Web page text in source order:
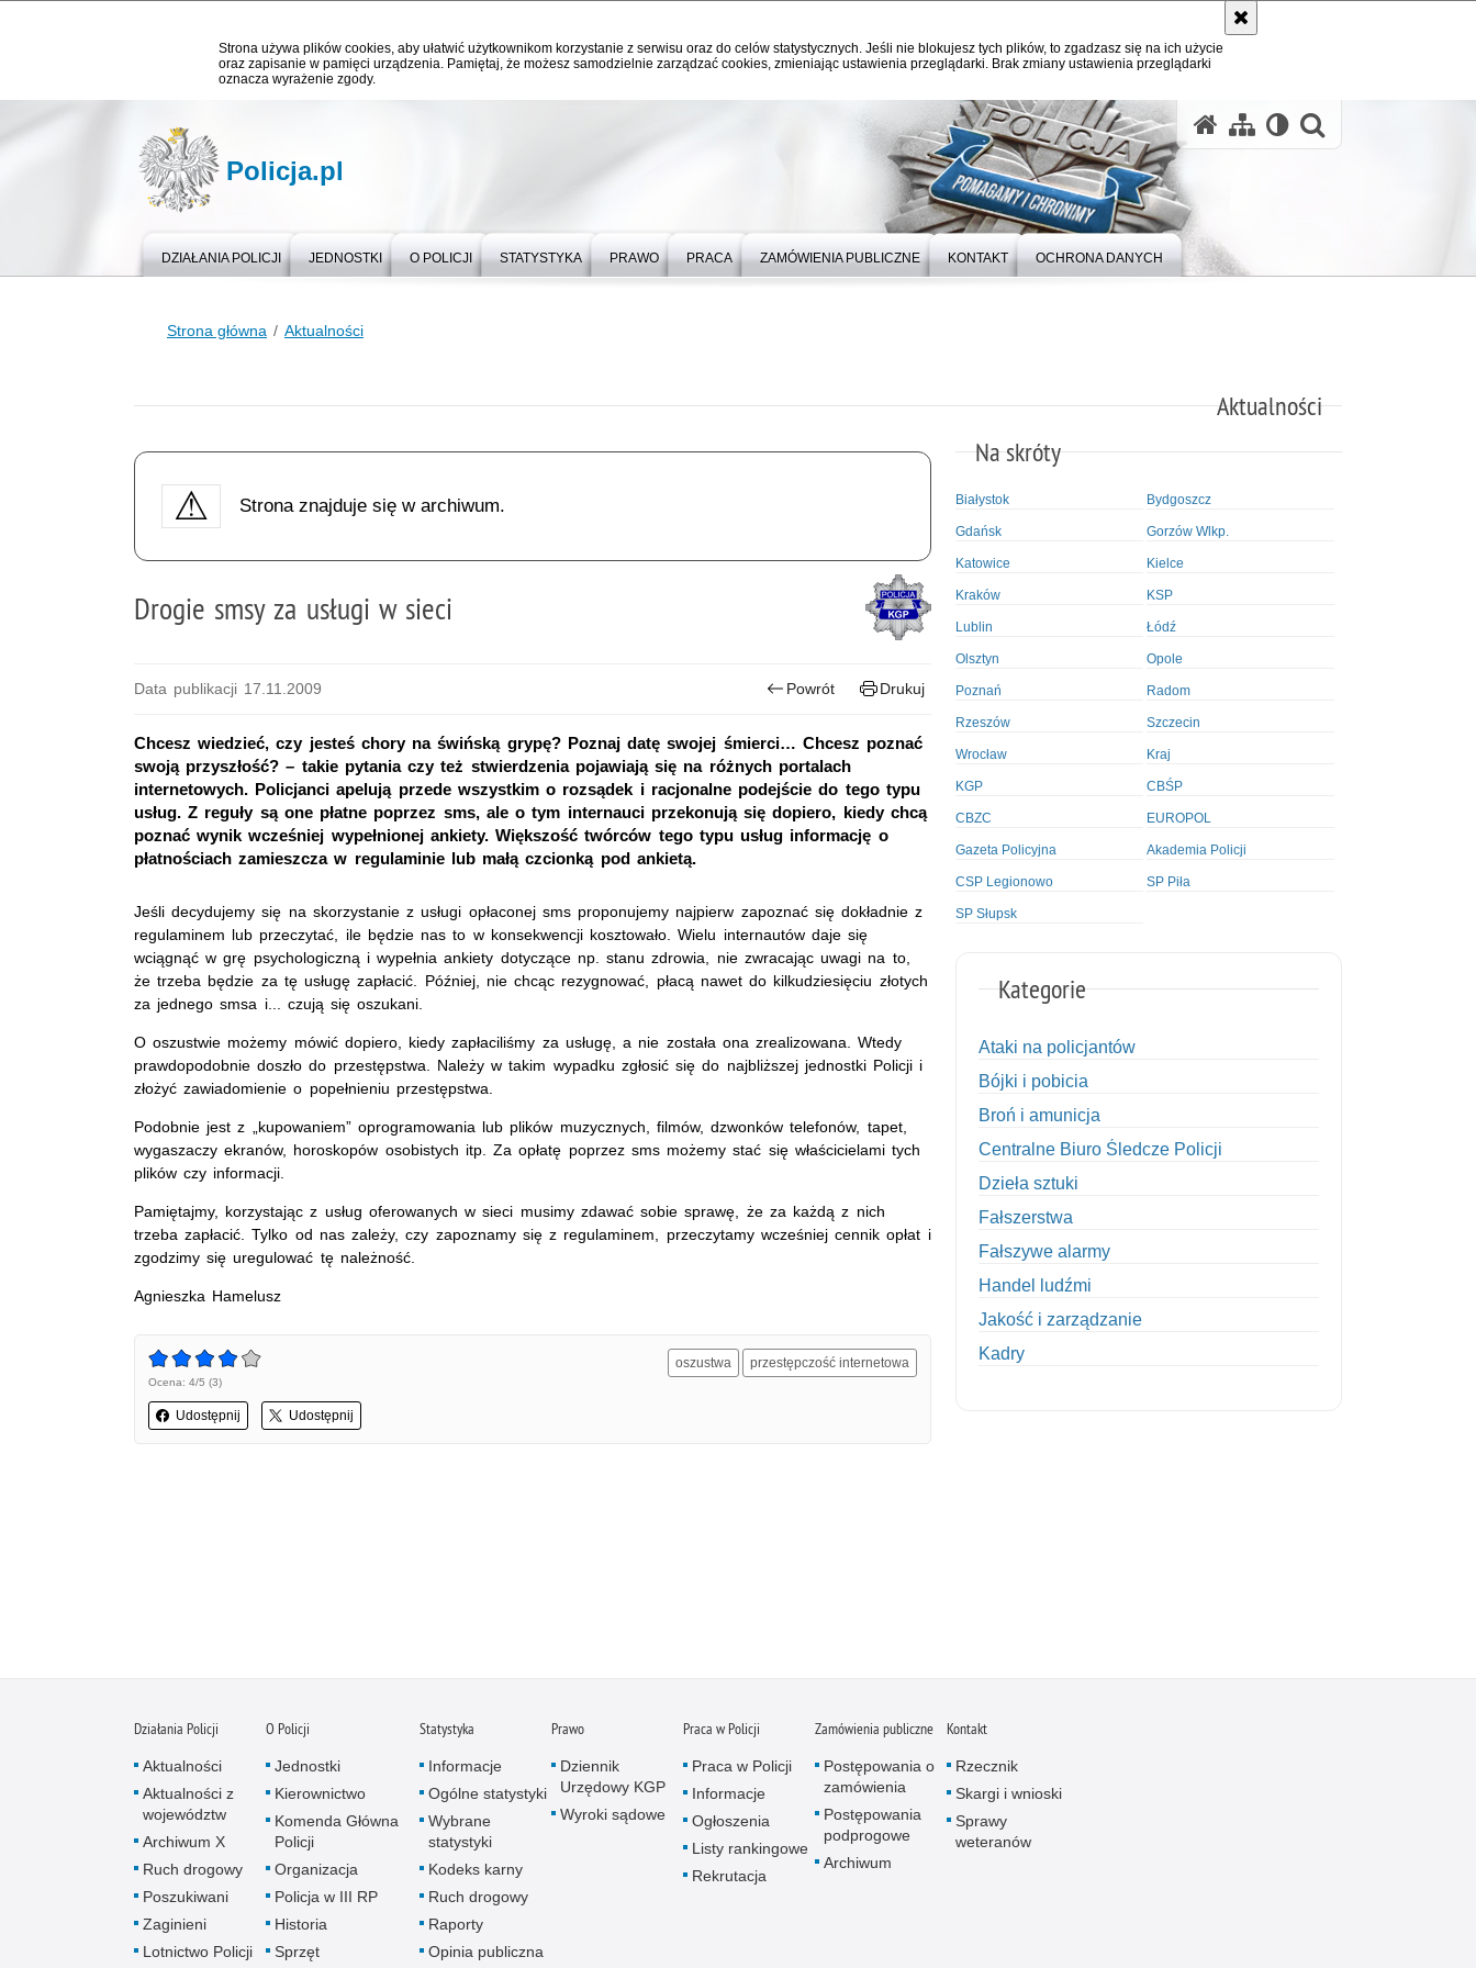
Strona używa plików cookies, aby ułatwić użytkownikom korzystanie z serwisu oraz do celów statystycznych. Jeśli nie blokujesz tych plików, to zgadzasz się na ich użycie
oraz zapisanie w pamięci urządzenia. Pamiętaj, że możesz samodzielnie zarządzać cookies, zmieniając ustawienia przeglądarki. Brak zmiany ustawienia przeglądarki
oznacza wyrażenie zgody.
Policja.pl
DZIAŁANIA POLICJI JEDNOSTKI O POLICJI STATYSTYKA PRAWO PRACA ZAMÓWIENIA PUBLICZNE KONTAKT OCHRONA DANYCH
Strona główna Aktualności
Aktualności
Strona znajduje się w archiwum.
Drogie smsy za usługi w sieci
Data publikacji 17.11.2009 Powrót Drukuj
Chcesz wiedzieć, czy jesteś chory na świńską grypę? Poznaj datę swojej śmierci… Chcesz poznać
swoją przyszłość? – takie pytania czy też stwierdzenia pojawiają się na różnych portalach
internetowych. Policjanci apelują przede wszystkim o rozsądek i racjonalne podejście do tego typu
usług. Z reguły są one płatne poprzez sms, ale o tym internauci przekonują się dopiero, kiedy chcą
poznać wynik wcześniej wypełnionej ankiety. Większość twórców tego typu usług informację o
płatnościach zamieszcza w regulaminie lub małą czcionką pod ankietą.
Jeśli decydujemy się na skorzystanie z usługi opłaconej sms proponujemy najpierw zapoznać się dokładnie z
regulaminem lub przeczytać, ile będzie nas to w konsekwencji kosztowało. Wielu internautów daje się
wciągnąć w grę psychologiczną i wypełnia ankiety dotyczące np. stanu zdrowia, nie zwracając uwagi na to,
że trzeba będzie za tę usługę zapłacić. Później, nie chcąc rezygnować, płacą nawet do kilkudziesięciu złotych
za jednego smsa i... czują się oszukani.
O oszustwie możemy mówić dopiero, kiedy zapłaciliśmy za usługę, a nie została ona zrealizowana. Wtedy
prawdopodobnie doszło do przestępstwa. Należy w takim wypadku zgłosić się do najbliższej jednostki Policji i
złożyć zawiadomienie o popełnieniu przestępstwa.
Podobnie jest z „kupowaniem” oprogramowania lub plików muzycznych, filmów, dzwonków telefonów, tapet,
wygaszaczy ekranów, horoskopów osobistych itp. Za opłatę poprzez sms możemy stać się właścicielami tych
plików czy informacji.
Pamiętajmy, korzystając z usług oferowanych w sieci musimy zdawać sobie sprawę, że za każdą z nich
trzeba zapłacić. Tylko od nas zależy, czy zapoznamy się z regulaminem, przeczytamy wcześniej cennik opłat i
zgodzimy się uregulować tę należność.
Agnieszka Hamelusz
Ocena: 4/5 (3)
Udostępnij Udostępnij
oszustwa przestępczość internetowa
Na skróty
Białystok Bydgoszcz
Gdańsk Gorzów Wlkp.
Katowice Kielce
Kraków KSP
Lublin Łódź
Olsztyn Opole
Poznań Radom
Rzeszów Szczecin
Wrocław Kraj
KGP CBŚP
CBZC EUROPOL
Gazeta Policyjna Akademia Policji
CSP Legionowo SP Piła
SP Słupsk
Kategorie
Ataki na policjantów
Bójki i pobicia
Broń i amunicja
Centralne Biuro Śledcze Policji
Dzieła sztuki
Fałszerstwa
Fałszywe alarmy
Handel ludźmi
Jakość i zarządzanie
Kadry
Napady na tiry
Nielegalny handel farmaceutykami
Nietrzeźwi kierujący
Nietrzeźwi opiekunowie
Działania Policji
Aktualności
Aktualności z
województw
Archiwum X
Ruch drogowy
Poszukiwani
Zaginieni
Lotnictwo Policji
O Policji
Jednostki
Kierownictwo
Komenda Główna
Policji
Organizacja
Policja w III RP
Historia
Sprzęt
Statystyka
Informacje
Ogólne statystyki
Wybrane
statystyki
Kodeks karny
Ruch drogowy
Raporty
Opinia publiczna
Prawo
Dziennik
Urzędowy KGP
Wyroki sądowe
Praca w Policji
Praca w Policji
Informacje
Ogłoszenia
Listy rankingowe
Rekrutacja
Zamówienia publiczne
Postępowania o
zamówienia
Postępowania
podprogowe
Archiwum
Kontakt
Rzecznik
Skargi i wnioski
Sprawy
weteranów